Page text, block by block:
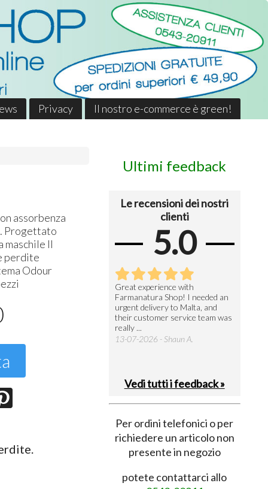
Privacy Il nostro e-commerce è green!
assorbenza
Progettato
maschile Il
perdite
Odour
Ultimi feedback
Le recensioni dei nostri
clienti
5.0
perfetto
Great experience with
Farmanatura Shop! I needed an
urgent delivery to Malta, and
their customer service team was
really ...
13-07-2026 - Shaun A.
Vedi tutti i feedback »
Per ordini telefonici o per
richiedere un articolo non
presente in negozio
potete contattarci allo